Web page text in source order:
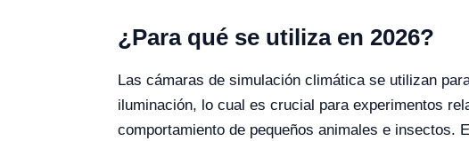
¿Para qué se utiliza en 2026?
Las cámaras de simulación climática se utilizan
iluminación, lo cual es crucial para experimentos
comportamiento de pequeños animales e insectos.